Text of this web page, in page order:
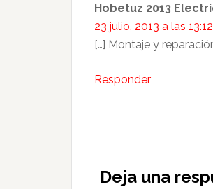
Hobetuz 2013
23 julio, 2013 a las 13:12
[…] Montaje y
Responder
Deja una